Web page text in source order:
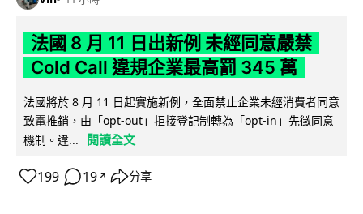
法國 8 月 11 日出新例 未經同意嚴禁
Cold Call 違規企業最高罰 345 萬
法國將於 8 月 11 日起實施新例，全面禁止企業未經消費者同意
致電推銷，由「opt-out」拒接登記制轉為「opt-in」先徵同意
機制。違...
閱讀全文
199 19 ↗ 分享